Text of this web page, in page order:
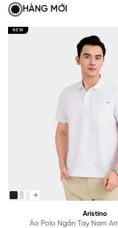
HÀNG MỚI
NEW
Aristino
Áo Polo Ngắn Tay Nam